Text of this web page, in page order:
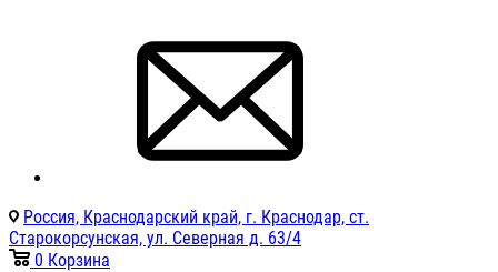
Россия, Краснодарский край, г. Краснодар, ст.
Старокорсунская, ул. Северная д. 63/4
0 Корзина